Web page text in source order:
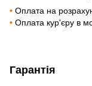
• Оплата на
• Оплата кур'єру в
Гарантія